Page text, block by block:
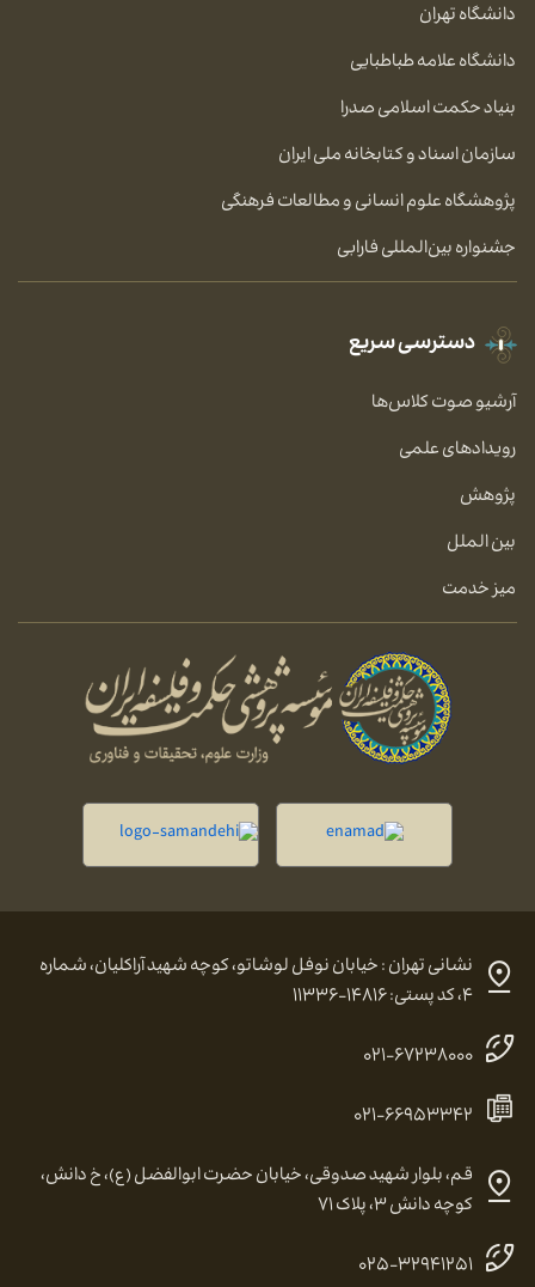
دانشگاه تهران
دانشگاه علامه طباطبایی
بنیاد حکمت اسلامی صدرا
سازمان اسناد و کتابخانه ملی ایران
پژوهشگاه علوم انسانی و مطالعات فرهنگی
جشنواره بین‌المللی فارابی
دسترسی سریع
آرشیو صوت کلاس‌ها
رویدادهای علمی
پژوهش
بین الملل
میز خدمت
نشانی تهران : خیابان نوفل لوشاتو، کوچه شهید آراکلیان، شماره
۴، کد پستی: ۱۴۸۱۶-۱۱۳۳۶
۰۲۱-۶۷۲۳۸۰۰۰
۰۲۱-۶۶۹۵۳۳۴۲
قم، بلوار شهید صدوقی، خیابان حضرت ابوالفضل (ع)، خ دانش،
کوچه دانش ۳، پلاک ۷۱
۰۲۵-۳۲۹۴۱۲۵۱